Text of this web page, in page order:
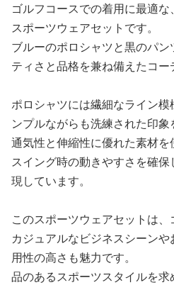
ゴルフコースでの着用に最適
スポーツウェアセットです。
ブルーのポロシャツと黒のパ
ティさと品格を兼ね備えたコー
ポロシャツには繊細なライン
ンプルながらも洗練された印象
通気性と伸縮性に優れた素材
スイング時の動きやすさを確
現しています。
このスポーツウェアセットは、
カジュアルなビジネスシーン
用性の高さも魅力です。
品のあるスポーツスタイルを